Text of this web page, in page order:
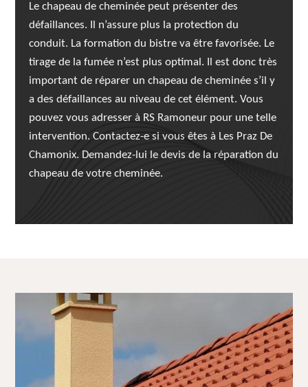
Le chapeau de cheminée peut présenter des
défaillances. Il n’assure plus la protection du
conduit. La formation du bistre va être favorisée. Le
tirage de la fumée n’est plus optimal. Il est donc très
important de réparer un chapeau de cheminée s’il y
a des défaillances au niveau de cet élément. Vous
pouvez vous adresser à RS Ramoneur pour une telle
intervention. Contactez-e si vous êtes à Les Praz De
Chamonix. Demandez-lui le devis de la réparation du
chapeau de votre cheminée.